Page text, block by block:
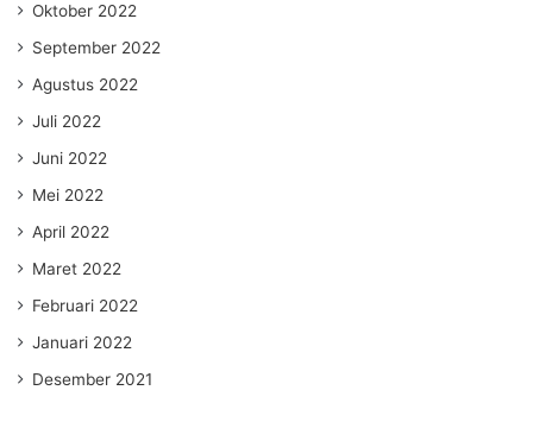
Oktober 2022
September 2022
Agustus 2022
Juli 2022
Juni 2022
Mei 2022
April 2022
Maret 2022
Februari 2022
Januari 2022
Desember 2021